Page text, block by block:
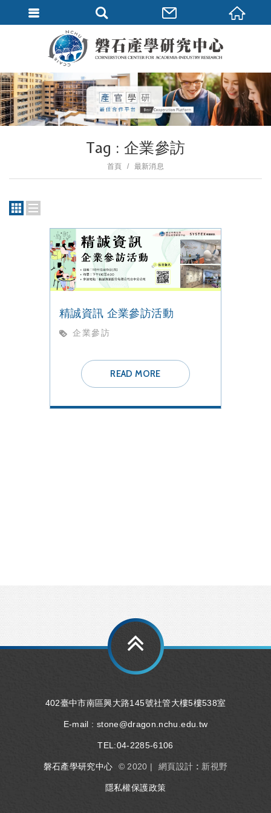
Tag : 企業參訪
首頁 最新消息
精誠資訊 企業參訪活動
企業參訪
READ MORE
402臺中市南區興大路145號社管大樓5樓538室
E-mail : stone@dragon.nchu.edu.tw
TEL:04-2285-6106
磐石產學研究中心 © 2020 | 網頁設計 : 新視野
隱私權保護政策